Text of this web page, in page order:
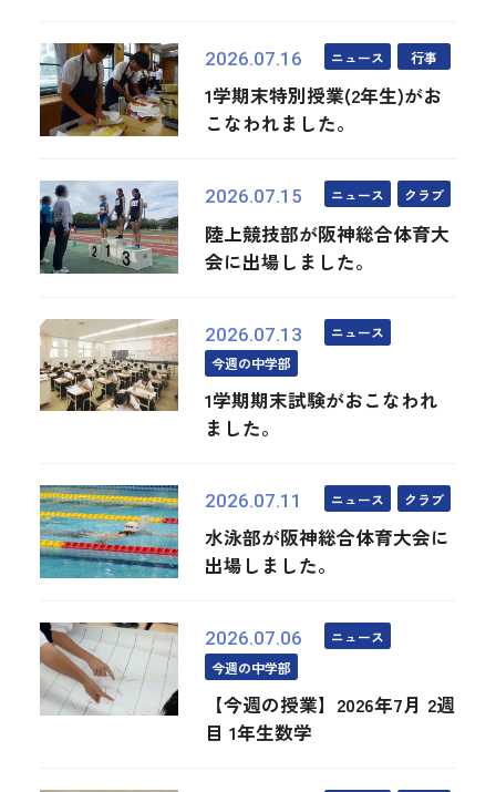
2026.07.16 ニュース 行事
1学期末特別授業(2年生)がお
こなわれました。
2026.07.15 ニュース クラブ
陸上競技部が阪神総合体育大
会に出場しました。
2026.07.13
ニュース
今週の中学部
1学期期末試験がおこなわれ
ました。
2026.07.11 ニュース クラブ
水泳部が阪神総合体育大会に
出場しました。
2026.07.06
ニュース
今週の中学部
【今週の授業】2026年7月 2週
目 1年生数学